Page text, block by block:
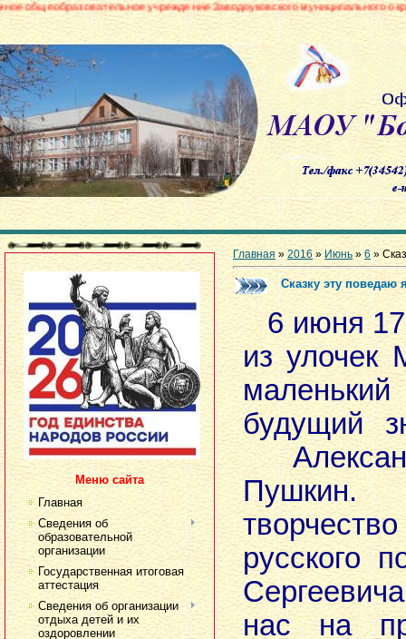
учреждение Заводоуковского муниципального округа
Меню сайта
Главная
Сведения об
образовательной
организации
Государственная итоговая
аттестация
Сведения об организации
отдыха детей и их
оздоровлении
Главная »2016 » Июнь » 6 »
Сказку эту поведаю
6 июня
из улочек
будущий
Пушкин.
русского
нас на